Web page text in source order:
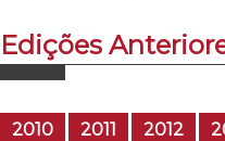
Edições
2010 2011 2012